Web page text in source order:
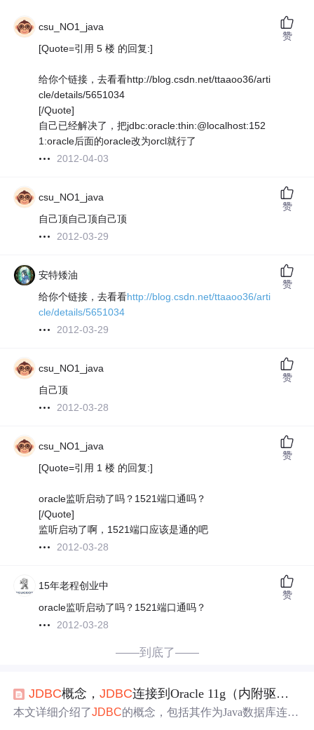
csu_NO1_java
[Quote=引用 5 楼 的回复:]
给你个链接，去看看http://blog.csdn.net/ttaaoo36/arti
cle/details/5651034
[/Quote]
自己已经解决了，把jdbc:oracle:thin:@localhost:152
1:oracle后面的oracle改为orcl就行了
2012-04-03
赞
csu_NO1_java
自己顶自己顶自己顶
2012-03-29
赞
安特矮油
给你个链接，去看看http://blog.csdn.net/ttaaoo36/arti
cle/details/5651034
2012-03-29
赞
csu_NO1_java
自己顶
2012-03-28
赞
csu_NO1_java
[Quote=引用 1 楼 的回复:]
oracle监听启动了吗？1521端口通吗？
[/Quote]
监听启动了啊，1521端口应该是通的吧
2012-03-28
赞
15年老程创业中
oracle监听启动了吗？1521端口通吗？
2012-03-28
赞
——到底了——
JDBC概念，JDBC连接到Oracle 11g（内附驱动jar包），
本文详细介绍了JDBC的概念，包括其作为Java数据库连接